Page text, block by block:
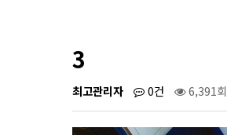
3
최고관리자 0건 6,391회